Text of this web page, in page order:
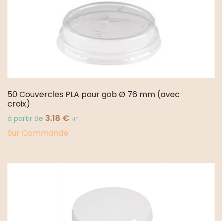
50 Couvercles PLA pour gob Ø 76 mm (avec
croix)
à partir de 3.18 € HT
Sur Commande